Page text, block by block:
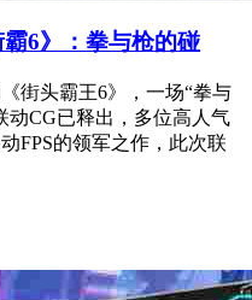
霸6》：拳与枪的碰
街头霸王6》，一场“拳与
动CG已释出，多位高人气
FPS的领军之作，此次联